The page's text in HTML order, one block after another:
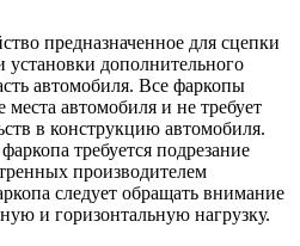
предназначенное для сцепки
дополнительного
автомобиля. Все фаркопы
автомобиля и не требует
в конструкцию автомобиля.
требуется подрезание
производителем
следует обращать внимание
и горизонтальную нагрузку.